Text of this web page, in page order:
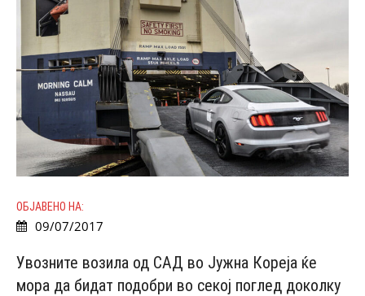
ОБЈАВЕНО НА:
09/07/2017
Увозните возила од САД во Јужна Кореја ќе
мора да бидат подобри во секој поглед доколку